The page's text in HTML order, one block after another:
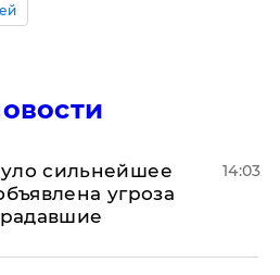
сильнейшее
угроза
14:03